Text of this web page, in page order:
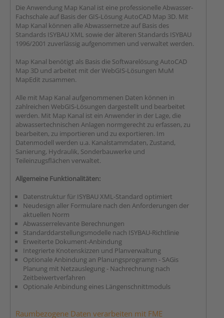
Die Anwendung Map Kanal ist eine professionelle Abwasser-
Fachschale auf Basis der GIS-Lösung AutoCAD Map 3D. Mit
Map Kanal können alle Abwassernetze auf Basis des
Standards ISYBAU XML sowie der älteren Standards ISYBAU
1996/2001 zuverlässig aufgenommen und verwaltet werden.
Map Kanal benötigt als Basis die Softwarelösung AutoCAD
Map 3D und arbeitet mit der WebGIS-Lösungen MuM
MapEdit zusammen.
Alle mit Map Kanal aufgenommenen Daten können in
zahlreichen WebGIS-Lösungen dargestellt und bearbeitet
werden. Mit Map Kanal ist ein Anwender in der Lage, die
abwassertechnischen Anlagen normgerecht zu erfassen, zu
bearbeiten, zu importieren und zu exportieren. Im
Datenmodell werden u.a. Kanalstammdaten, Zustand,
Sanierung, Hydraulik, Sonderbauwerke und
Teileinzugsflächen verwaltet.
Allgemeine Funktionalitäten:
Datenstruktur für ISYBAU XML-Standard optimiert
Neudesign aller Formulare nach den Anforderungen der
aktuellen Norm
Abwasserrelevante Berechnungen
Standarddarstellungsmodelle nach ISYBAU-Richtlinie
Erweiterte Dokument-Anbindung
Integrierte Knotenskizzen und Planverwaltung
Optionale Anbindung an Planungsprogramm - SAGis
Planung mit Netzauslegung - Nachrechnung nach
Zeitbeiwertverfahren
Optionale Anbindung eines Längenschnittmoduls
Raumbezogene Daten verarbeiten mit FME